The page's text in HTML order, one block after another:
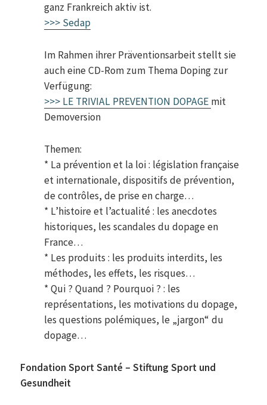
ganz Frankreich aktiv ist.
>>> Sedap
Im Rahmen ihrer Präventionsarbeit stellt sie
auch eine CD-Rom zum Thema Doping zur
Verfügung:
>>> LE TRIVIAL PREVENTION DOPAGE mit
Demoversion
Themen:
* La prévention et la loi : législation française
et internationale, dispositifs de prévention,
de contrôles, de prise en charge…
* L’histoire et l’actualité : les anecdotes
historiques, les scandales du dopage en
France…
* Les produits : les produits interdits, les
méthodes, les effets, les risques…
* Qui ? Quand ? Pourquoi ? : les
représentations, les motivations du dopage,
les questions polémiques, le „jargon“ du
dopage…
Fondation Sport Santé – Stiftung Sport und
Gesundheit